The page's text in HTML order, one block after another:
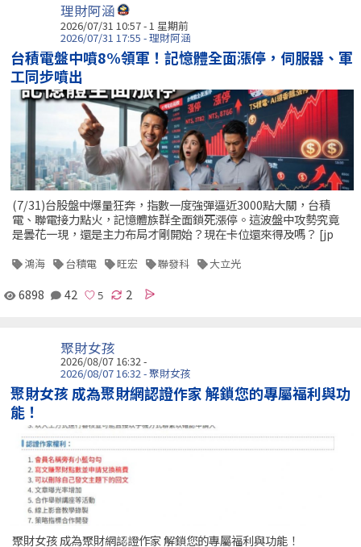
理財阿涵
2026/07/31 10:57 - 1 星期前
2026/07/31 17:55 - 理財阿涵
台積電盤中噴8%領軍！記憶體全面漲停，伺服器、軍
工同步噴出
(7/31)台股盤中爆量狂奔，指數一度強彈逼近3000點大關，台積
電、聯電接力點火，記憶體族群全面鎖死漲停。這波盤中攻勢究竟
是曇花一現，還是主力布局才剛開始？現在卡位還來得及嗎？ [jp
鴻海 台積電 旺宏 聯發科 大立光
6898 42 2
聚財女孩
2026/08/07 16:32 -
2026/08/07 16:32 - 聚財女孩
聚財女孩 成為聚財網認證作家 解鎖您的專屬福利與功
能！
聚財女孩 成為聚財網認證作家 解鎖您的專屬福利與功能！